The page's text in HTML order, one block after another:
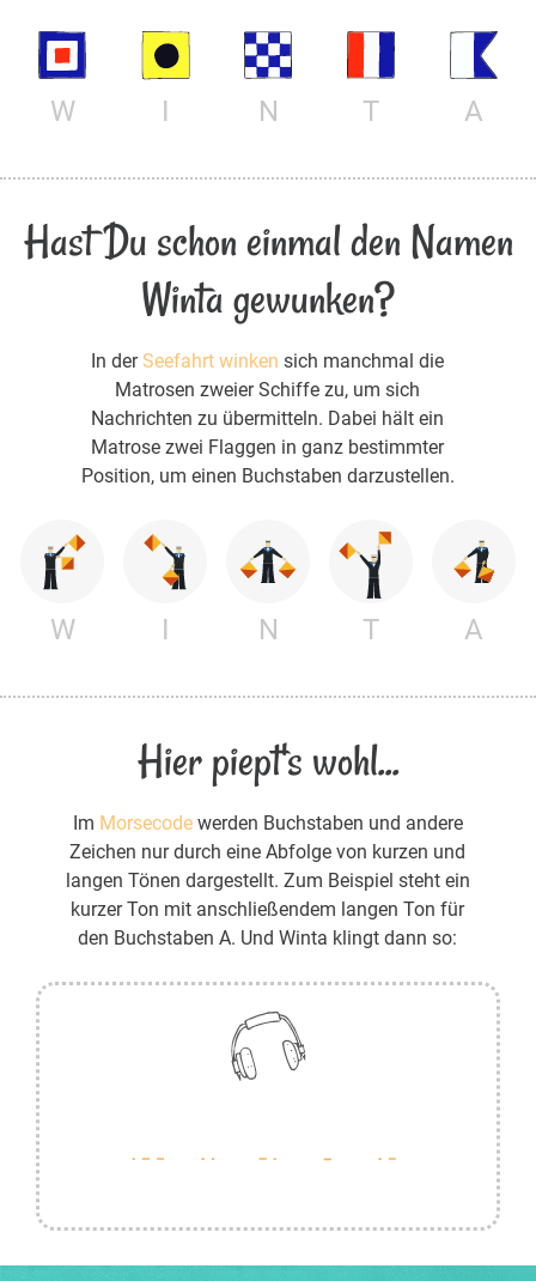
W I N T A
Hast Du schon einmal den Namen
Winta gewunken?
In derSeefahrt winken sich manchmal die
Matrosen zweier Schiffe zu, um sich
Nachrichten zu übermitteln. Dabei hält ein
Matrose zwei Flaggen in ganz bestimmter
Position, um einen Buchstaben darzustellen.
W I N T A
Hier piept's wohl...
Im Morsecodewerden Buchstaben und andere
Zeichen nur durch eine Abfolge von kurzen und
langen Tönen dargestellt. Zum Beispiel steht ein
kurzer Ton mit anschließendem langen Ton für
den Buchstaben A. Und Winta klingt dann so: